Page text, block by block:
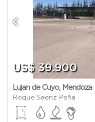
US$ 39.900
Lujan de Cuyo, Mendoza
Roque Saenz Peña